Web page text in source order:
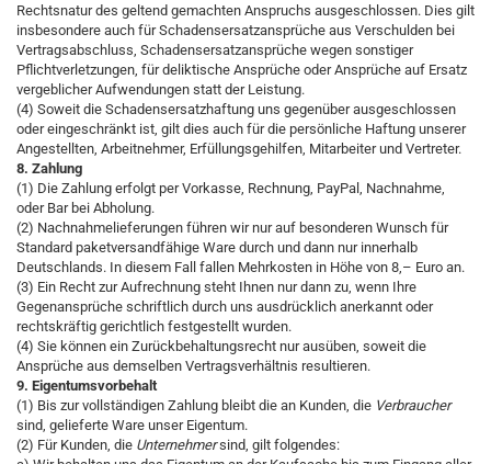
Rechtsnatur des geltend gemachten Anspruchs ausgeschlossen. Dies gilt
insbesondere auch für Schadensersatzansprüche aus Verschulden bei
Vertragsabschluss, Schadensersatzansprüche wegen sonstiger
Pflichtverletzungen, für deliktische Ansprüche oder Ansprüche auf Ersatz
vergeblicher Aufwendungen statt der Leistung.
(4) Soweit die Schadensersatzhaftung uns gegenüber ausgeschlossen
oder eingeschränkt ist, gilt dies auch für die persönliche Haftung unserer
Angestellten, Arbeitnehmer, Erfüllungsgehilfen, Mitarbeiter und Vertreter.
8. Zahlung
(1) Die Zahlung erfolgt per Vorkasse, Rechnung, PayPal, Nachnahme,
oder Bar bei Abholung.
(2) Nachnahmelieferungen führen wir nur auf besonderen Wunsch für
Standard paketversandfähige Ware durch und dann nur innerhalb
Deutschlands. In diesem Fall fallen Mehrkosten in Höhe von 8,– Euro an.
(3) Ein Recht zur Aufrechnung steht Ihnen nur dann zu, wenn Ihre
Gegenansprüche schriftlich durch uns ausdrücklich anerkannt oder
rechtskräftig gerichtlich festgestellt wurden.
(4) Sie können ein Zurückbehaltungsrecht nur ausüben, soweit die
Ansprüche aus demselben Vertragsverhältnis resultieren.
9. Eigentumsvorbehalt
(1) Bis zur vollständigen Zahlung bleibt die an Kunden, die Verbraucher
sind, gelieferte Ware unser Eigentum.
(2) Für Kunden, die Unternehmersind, gilt folgendes: